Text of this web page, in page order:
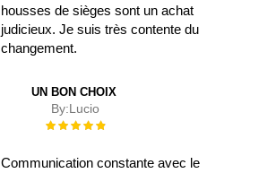
housses de sièges sont un achat
judicieux. Je suis très contente du
changement.
UN BON CHOIX
By:Lucio
Évaluation :
Communication constante avec le